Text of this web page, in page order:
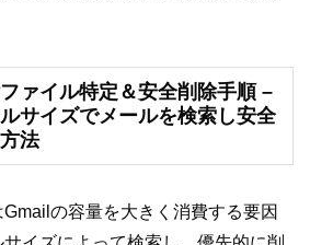
ァイル特定＆安全削除手順 –
サイズでメールを検索し安全
法
の容量を大きく消費する要因